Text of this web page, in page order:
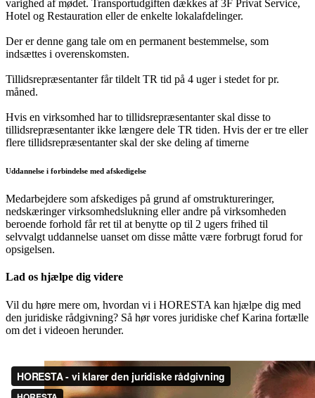
varighed af mødet. Transportudgiften dækkes af 3F Privat Service,
Hotel og Restauration eller de enkelte lokalafdelinger.
Der er denne gang tale om en permanent bestemmelse, som
indsættes i overenskomsten.
Tillidsrepræsentanter får tildelt TR tid på 4 uger i stedet for pr.
måned.
Hvis en virksomhed har to tillidsrepræsentanter skal disse to
tillidsrepræsentanter ikke længere dele TR tiden. Hvis der er tre eller
flere tillidsrepræsentanter skal der ske deling af timerne
Uddannelse i forbindelse med afskedigelse
Medarbejdere som afskediges på grund af omstruktureringer,
nedskæringer virksomhedslukning eller andre på virksomheden
beroende forhold får ret til at benytte op til 2 ugers frihed til
selvvalgt uddannelse uanset om disse måtte være forbrugt forud for
opsigelsen.
Lad os hjælpe dig videre
Vil du høre mere om, hvordan vi i HORESTA kan hjælpe dig med
den juridiske rådgivning? Så hør vores juridiske chef Karina fortælle
om det i videoen herunder.